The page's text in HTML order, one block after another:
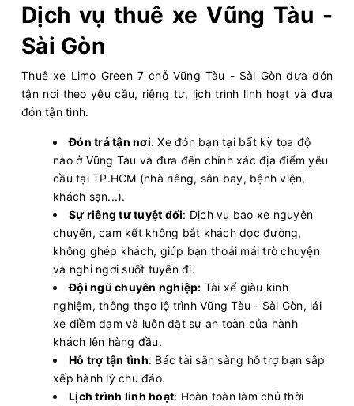
Dịch vụ thuê xe Vũng Tàu -
Sài Gòn
Thuê xe Limo Green 7 chỗ Vũng Tàu - Sài Gòn đưa đón
tận nơi theo yêu cầu, riêng tư, lịch trình linh hoạt và đưa
đón tận tình.
Đón trả tận nơi: Xe đón bạn tại bất kỳ tọa độ
nào ở Vũng Tàu và đưa đến chính xác địa điểm yêu
cầu tại TP.HCM (nhà riêng, sân bay, bệnh viện,
khách sạn...).
Sự riêng tư tuyệt đối: Dịch vụ bao xe nguyên
chuyến, cam kết không bắt khách dọc đường,
không ghép khách, giúp bạn thoải mái trò chuyện
và nghỉ ngơi suốt tuyến đi.
Đội ngũ chuyên nghiệp: Tài xế giàu kinh
nghiệm, thông thạo lộ trình Vũng Tàu - Sài Gòn, lái
xe điềm đạm và luôn đặt sự an toàn của hành
khách lên hàng đầu.
Hỗ trợ tận tình: Bác tài sẵn sàng hỗ trợ bạn sắp
xếp hành lý chu đáo.
Lịch trình linh hoạt: Hoàn toàn làm chủ thời